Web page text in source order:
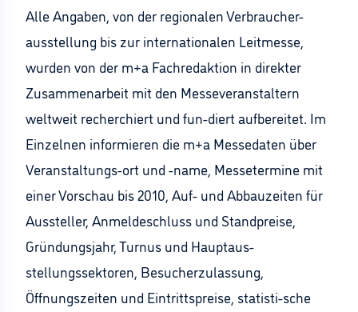
Alle Angaben, von der regionalen Verbraucher-
ausstellung bis zur internationalen Leitmesse,
wurden von der m+a Fachredaktion in direkter
Zusammenarbeit mit den Messeveranstaltern
weltweit recherchiert und fun-diert aufbereitet. Im
Einzelnen informieren die m+a Messedaten über
Veranstaltungs-ort und -name, Messetermine mit
einer Vorschau bis 2010, Auf- und Abbauzeiten für
Aussteller, Anmeldeschluss und Standpreise,
Gründungsjahr, Turnus und Hauptaus-
stellungssektoren, Besucherzulassung,
Öffnungszeiten und Eintrittspreise, statisti-sche